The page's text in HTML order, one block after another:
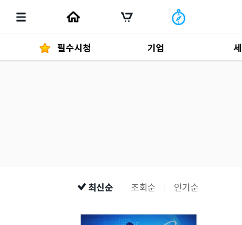
필수시청 기업
최신순 조회순 인기순